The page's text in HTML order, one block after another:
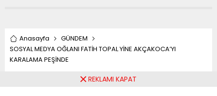
Anasayfa
GÜNDEM
SOSYAL MEDYA OĞLANI FATİH TOPAL YİNE AKÇAKOCA’YI
KARALAMA PEŞİNDE
REKLAMI KAPAT